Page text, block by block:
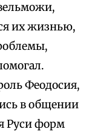
их жизнью,
Феодосия,
в общении
Руси форм